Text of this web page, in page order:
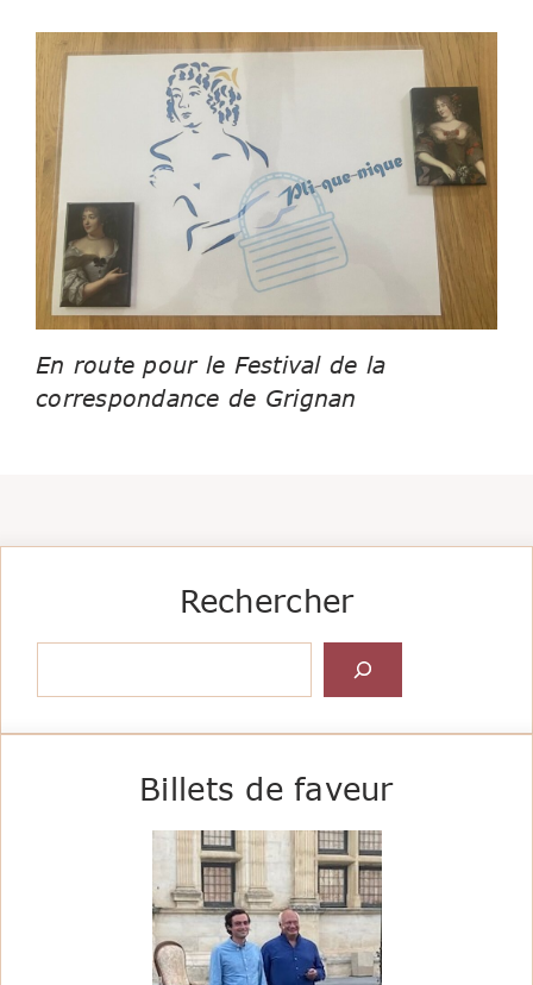
En route pour le Festival de la
correspondance de Grignan
Rechercher
Billets de faveur